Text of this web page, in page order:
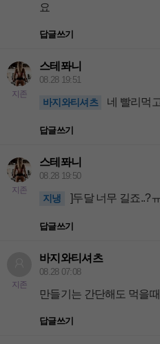
요
답글쓰기
지존
스테퐈니
08.28 19:51
바지와티셔츠 네 빨리먹
답글쓰기
지존
스테퐈니
08.28 19:50
지냉 ]두달 너무 길죠..?
답글쓰기
지존
바지와티셔츠
08.28 07:08
만들기는 간단해도 먹을
답글쓰기